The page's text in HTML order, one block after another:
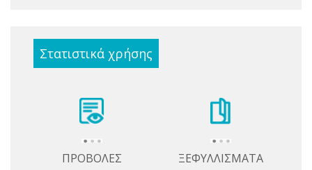
Στατιστικά χρήσης
ΠΡΟΒΟΛΕΣ ΞΕΦΥΛΛΙΣΜΑΤΑ